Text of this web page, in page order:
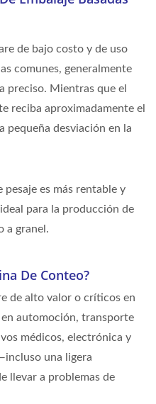
de bajo costo y de uso
comunes, generalmente
preciso. Mientras que el
reciba aproximadamente el
pequeña desviación en la
pesaje es más rentable y
para la producción de
a granel.
De Conteo?
de alto valor o críticos en
automoción, transporte
médicos, electrónica y
una ligera
llevar a problemas de